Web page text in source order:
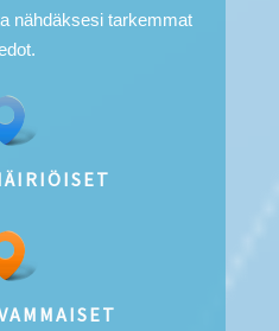
nähdäksesi tarkemmat